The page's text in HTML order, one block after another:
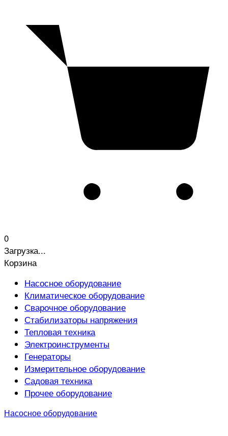
0
Загрузка...
Корзина
Насосное оборудование
Климатическое оборудование
Сварочное оборудование
Стабилизаторы напряжения
Тепловая техника
Электроинструменты
Генераторы
Измерительное оборудование
Садовая техника
Прочее оборудование
Насосное оборудование